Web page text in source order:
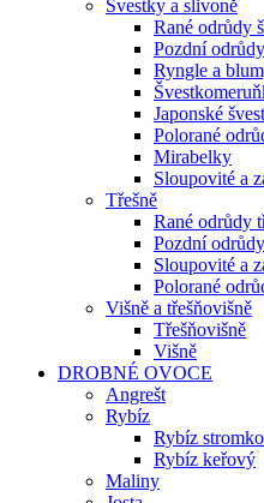
Švestky a slivoně
Rané odrůdy
Pozdní
Ryngle a
Japonské
Polorané
Mirabelky
Sloupovité a
Třešně
Rané odrůdy
Pozdní
Sloupovité a
Polorané
Višně a třešňovišně
Třešňovišně
Višně
DROBNÉ OVOCE
Angrešt
Rybíz
Rybíz
Rybíz keřový
Maliny